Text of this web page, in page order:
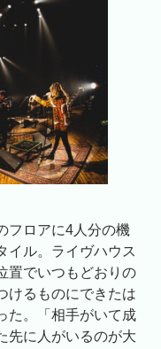
フロアに4人分の機
イル。ライヴハウス
置でいつもどおりの
けるものにできたは
た。「相手がいて成
先に人がいるのが大